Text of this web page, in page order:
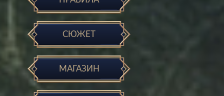
СЮЖЕТ
МАГАЗИН